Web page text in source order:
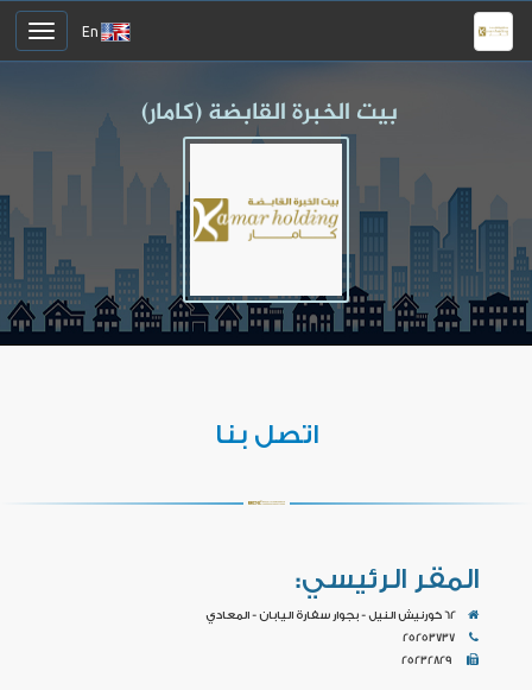
En
اتصل بنا
المقر الرئيسي:
62 كورنيش النيل - بجوار سفارة اليابان - المعادي